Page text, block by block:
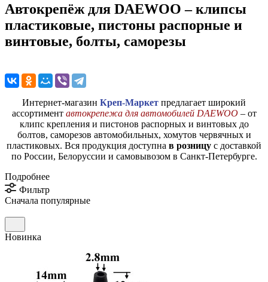
Автокрепёж для DAEWOO – клипсы
пластиковые, пистоны распорные и
винтовые, болты, саморезы
Интернет-магазин Креп-Маркет предлагает широкий
ассортимент автокрепежа для автомобилей DAEWOO– от
клипс крепления и пистонов распорных и винтовых до
болтов, саморезов автомобильных, хомутов червячных и
пластиковых. Вся продукция доступна в розницу с доставкой
по России, Белоруссии и самовывозом в Санкт-Петербурге.
Подробнее
Фильтр
Сначала популярные
Новинка